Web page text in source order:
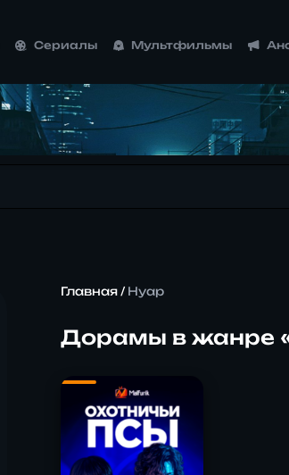
Сериалы Мультфильмы
Главная/ Нуар
Дорамы в жанре